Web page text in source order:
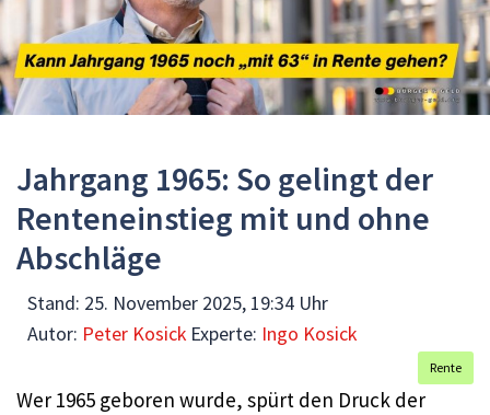
Jahrgang 1965: So gelingt der
Renteneinstieg mit und ohne
Abschläge
Stand: 25. November 2025, 19:34 Uhr
Autor: Peter Kosick Experte: Ingo Kosick
Rente
Wer 1965 geboren wurde, spürt den Druck der